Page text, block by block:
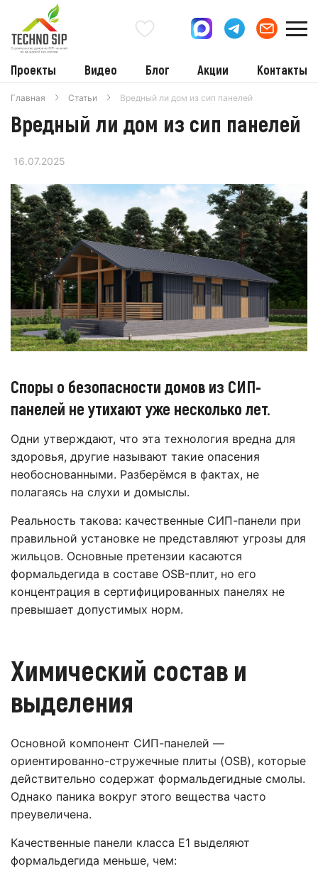
Проекты Видео Блог Акции Контакты
Главная Статьи Вредный ли дом из сип панелей
Вредный ли дом из сип панелей
16.07.2025
Споры о безопасности домов из СИП-
панелей не утихают уже несколько лет.
Одни утверждают, что эта технология вредна для
здоровья, другие называют такие опасения
необоснованными. Разберёмся в фактах, не
полагаясь на слухи и домыслы.
Реальность такова: качественные СИП-панели при
правильной установке не представляют угрозы для
жильцов. Основные претензии касаются
формальдегида в составе OSB-плит, но его
концентрация в сертифицированных панелях не
превышает допустимых норм.
Химический состав и
выделения
Основной компонент СИП-панелей —
ориентированно-стружечные плиты (OSB), которые
действительно содержат формальдегидные смолы.
Однако паника вокруг этого вещества часто
преувеличена.
Качественные панели класса E1 выделяют
формальдегида меньше, чем: